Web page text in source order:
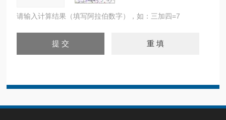
请输入计算结果（填写阿拉伯数字），如：三加四=7